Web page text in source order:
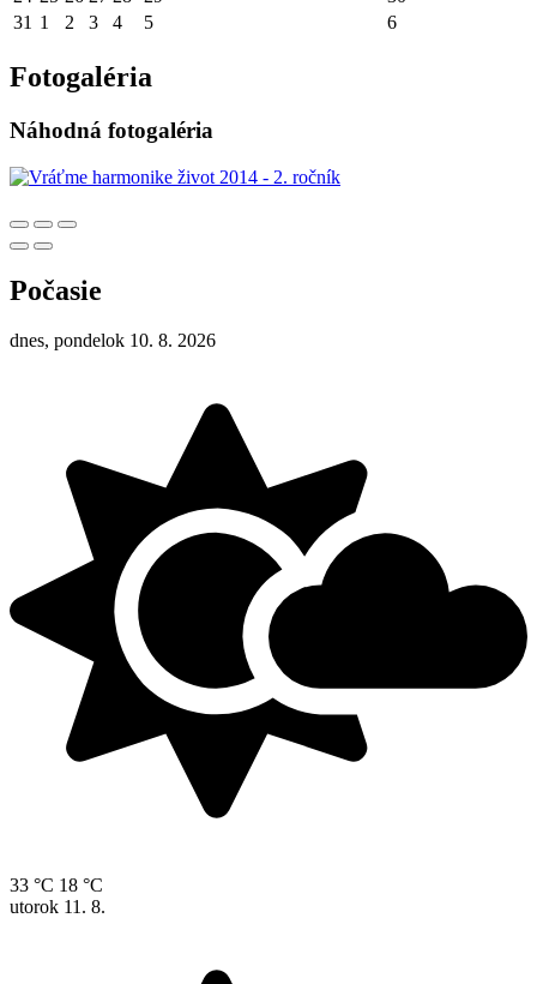
31 1 2 3 4 5 6
Fotogaléria
Náhodná fotogaléria
Počasie
dnes, pondelok 10. 8. 2026
33 °C 18 °C
utorok 11. 8.